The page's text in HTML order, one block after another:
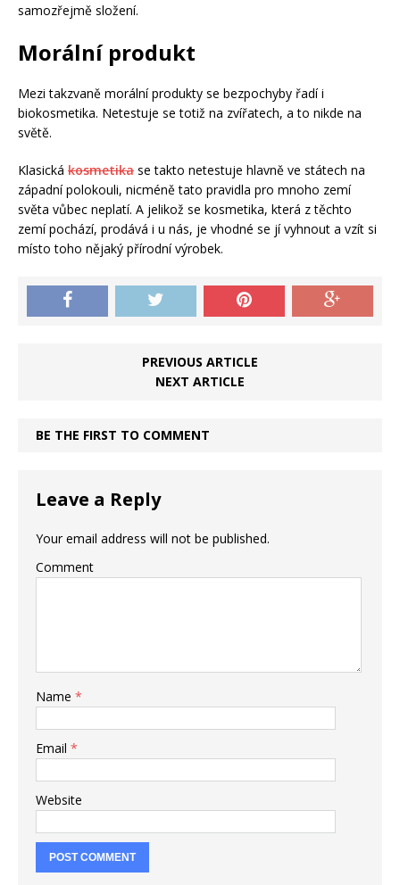
samozřejmě složení.
Morální produkt
Mezi takzvaně morální produkty se bezpochyby řadí i
biokosmetika. Netestuje se totiž na zvířatech, a to nikde na
světě.
Klasická kosmetika se takto netestuje hlavně ve státech na
západní polokouli, nicméně tato pravidla pro mnoho zemí
světa vůbec neplatí. A jelikož se kosmetika, která z těchto
zemí pochází, prodává i u nás, je vhodné se jí vyhnout a vzít si
místo toho nějaký přírodní výrobek.
PREVIOUS ARTICLE
NEXT ARTICLE
BE THE FIRST TO COMMENT
Leave a Reply
Your email address will not be published.
Comment
Name *
Email *
Website